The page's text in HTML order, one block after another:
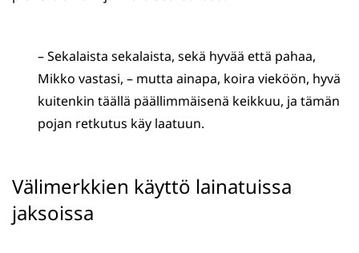
– Sekalaista sekalaista, sekä hyvää että pahaa,
Mikko vastasi, – mutta ainapa, koira vieköön, hyvä
kuitenkin täällä päällimmäisenä keikkuu, ja tämän
pojan retkutus käy laatuun.
Välimerkkien käyttö lainatuissa
jaksoissa